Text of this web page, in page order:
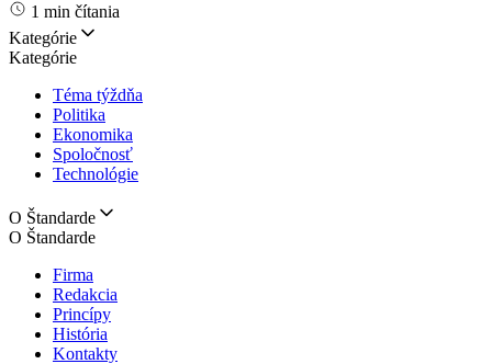
1 min čítania
Kategórie
Kategórie
Téma týždňa
Politika
Ekonomika
Spoločnosť
Technológie
O Štandarde
O Štandarde
Firma
Redakcia
Princípy
História
Kontakty